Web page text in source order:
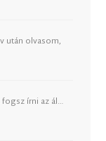
után olvasom,
írni az ál…